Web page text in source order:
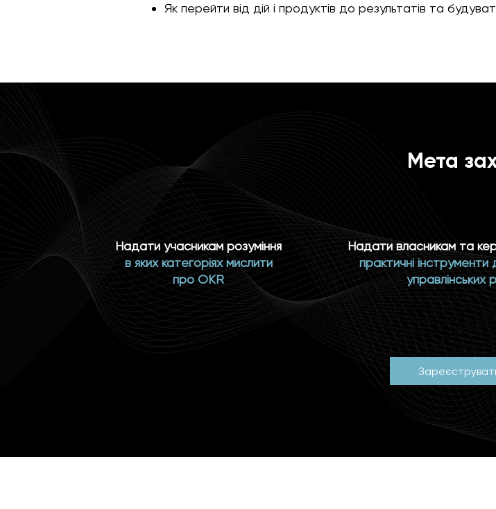
Як перейти від дій і продуктів до результатів та
Мета
Надати учасникам розуміння
в яких категоріях мислити
про OKR
Надати власникам та
практичні інструменти
управлінських